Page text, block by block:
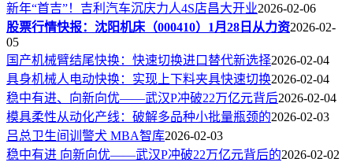
新年“首吉”！吉利汽车沉庆力人4S店昌大开业2026-02-06
股票行情快报：沈阳机床（000410）1月28日从力资2026-02-
05
国产机械臂结尾快换：快速切换进口替代新选择2026-02-04
具身机械人电动快换：实现上下料夹具快速切换2026-02-04
稳中有进、向新向优——武汉P冲破22万亿元背后2026-02-04
模具柔性从动化产线：破解多品种小批量瓶颈的2026-02-03
吕总卫生间训警犬 MBA智库2026-02-03
稳中有进 向新向优——武汉P冲破22万亿元背后的2026-02-02